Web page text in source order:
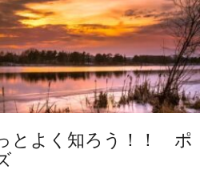
とよく知ろう！！ ポ